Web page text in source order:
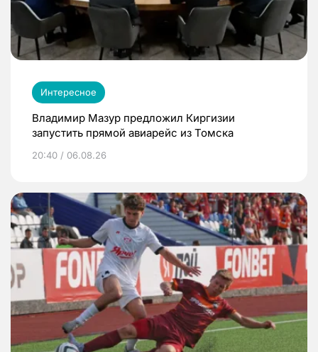
Интересное
Владимир Мазур предложил Киргизии
запустить прямой авиарейс из Томска
20:40 / 06.08.26